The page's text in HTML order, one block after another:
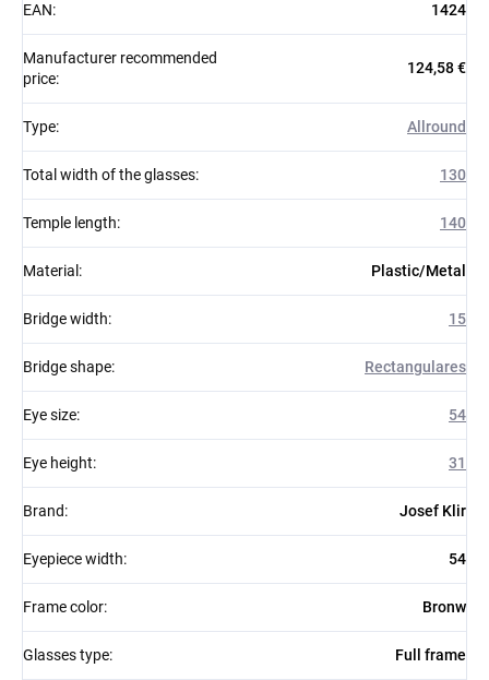
EAN: 1424
Manufacturer recommended
price:
124,58 €
Type: Allround
Total width of the glasses: 130
Temple length: 140
Material : Plastic/Metal
Bridge width: 15
Bridge shape: Rectangulares
Eye size: 54
Eye height: 31
Brand: Josef Klir
Eyepiece width: 54
Frame color: Bronw
Glasses type: Full frame